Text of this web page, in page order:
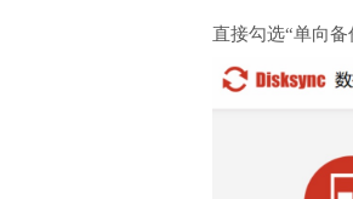
直接勾选“单向